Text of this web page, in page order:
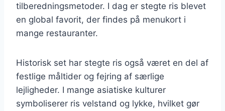
tilberedningsmetoder. I dag er stegte ris blevet
en global favorit, der findes på menukort i
mange restauranter.
Historisk set har stegte ris også været en del af
festlige måltider og fejring af særlige
lejligheder. I mange asiatiske kulturer
symboliserer ris velstand og lykke, hvilket gør